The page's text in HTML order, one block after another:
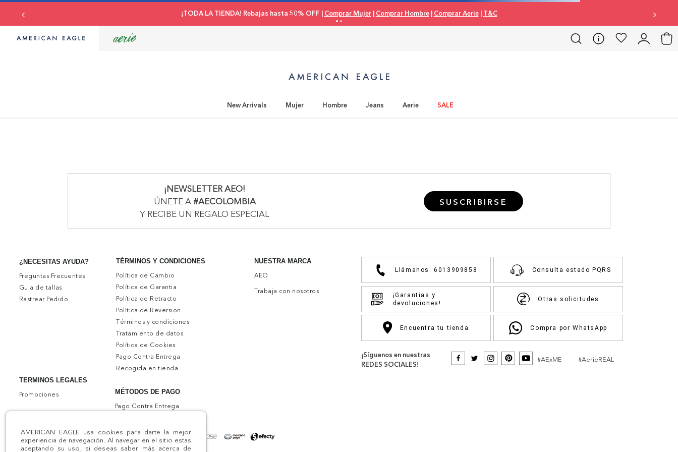
AMERICAN EAGLE usa cookies para darte la mejor
experiencia de navegación. Al navegar en el sitio estas
aceptando su uso, si deseas saber más acerca de
¡TODA LA TIENDA! Rebajas hasta 50% OFF | Comprar Mujer| Comprar Hombre| Comprar Aerie| T&C
New Arrivals Mujer Hombre Jeans Aerie SALE
¡NEWSLETTER AEO!
ÚNETE A #AECOLOMBIA
Y RECIBE UN REGALO ESPECIAL
SUSCRIBIRSE
¿NECESITAS AYUDA?
Preguntas Frecuentes
Guia de tallas
Rastrear Pedido
TERMINOS LEGALES
Promociones
TÉRMINOS Y CONDICIONES
Política de Cambio
Política de Garantia
Política de Retracto
Política de Reversion
Términos y condiciones
Tratamiento de datos
Política de Cookies
Pago Contra Entrega
Recogida en tienda
NUESTRA MARCA
AEO
Trabaja con nosotros
MÉTODOS DE PAGO
Pago Contra Entrega
Llámanos: 6013909858 Consulta estado PQRS
¡Garantias y
devoluciones!
Otras solicitudes
Encuentra tu tienda Compra por WhatsApp
¡Síguenos en nuestras
REDES SOCIALES!
#AExME #AerieREAL